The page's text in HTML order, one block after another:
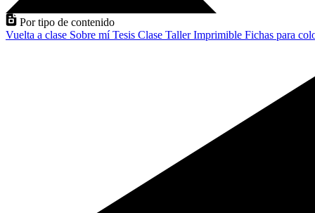
Por tipo de contenido
Vuelta a clase Sobre míTesis Clase TallerImprimible Fichas para